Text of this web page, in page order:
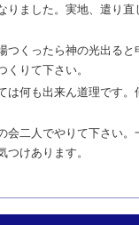
りました。実地、遣り直
つくったら神の光出ると
くりて下さい。
は何も出来ん道理です。
会二人でやりて下さい。
つけあります。